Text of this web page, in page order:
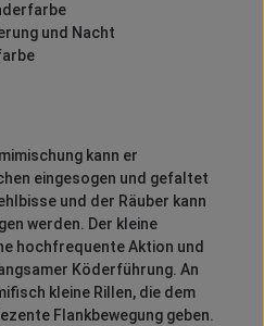
und Nacht
kann er
eingesogen und gefaltet
und der Räuber kann
werden. Der kleine
hochfrequente Aktion und
Köderführung. An
kleine Rillen, die dem
Flankbewegung geben.